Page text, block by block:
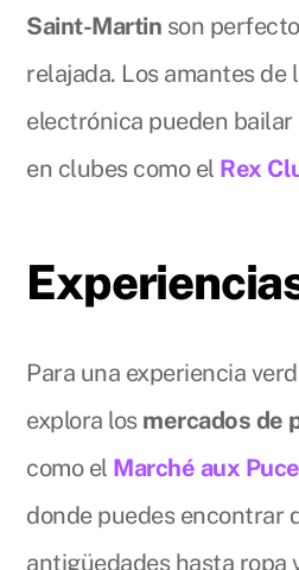
Saint-Martin son
relajada. Los amantes de
electrónica pueden
en clubes como el Rex
Para una experiencia
explora los mercados de
como el Marché aux
donde puedes encontrar
antigüedades hasta ropa